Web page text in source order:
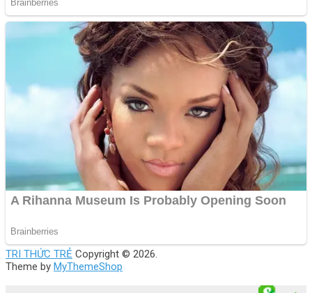
TRI THỨC TRẺ Copyright © 2026.
Theme by MyThemeShop